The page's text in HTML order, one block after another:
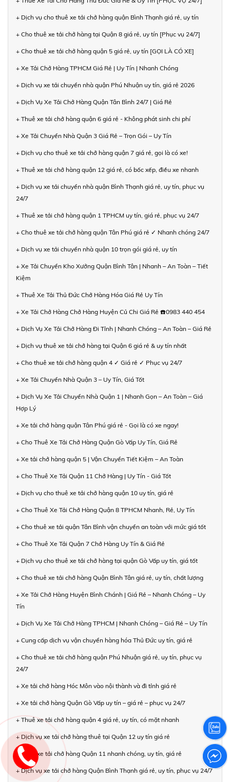
+ Dịch vụ cho thuê xe tải chở hàng quận Bình Thạnh giá rẻ, uy tín
+ Cho thuê xe tải chở hàng tại Quận 8 giá rẻ, uy tín [Phục vụ 24/7]
+ Cho thuê xe tải chở hàng quận 5 giá rẻ, uy tín [GỌI LÀ CÓ XE]
+ Xe Tải Chở Hàng TPHCM Giá Rẻ | Uy Tín | Nhanh Chóng
+ Dịch vụ xe tải chuyển nhà quận Phú Nhuận uy tín, giá rẻ 2026
+ Dịch Vụ Xe Tải Chở Hàng Quận Tân Bình 24/7 | Giá Rẻ
+ Thuê xe tải chở hàng quận 6 giá rẻ - Không phát sinh chi phí
+ Xe Tải Chuyển Nhà Quận 3 Giá Rẻ – Trọn Gói – Uy Tín
+ Dịch vụ cho thuê xe tải chở hàng quận 7 giá rẻ, gọi là có xe!
+ Thuê xe tải chở hàng quận 12 giá rẻ, có bốc xếp, điều xe nhanh
+ Dịch vụ xe tải chuyển nhà quận Bình Thạnh giá rẻ, uy tín, phục vụ
24/7
+ Thuê xe tải chở hàng quận 1 TPHCM uy tín, giá rẻ, phục vụ 24/7
+ Cho thuê xe tải chở hàng quận Tân Phú giá rẻ ✓ Nhanh chóng 24/7
+ Dịch vụ xe tải chuyển nhà quận 10 trọn gói giá rẻ, uy tín
+ Xe Tải Chuyển Kho Xưởng Quận Bình Tân | Nhanh – An Toàn – Tiết
Kiệm
+ Thuê Xe Tải Thủ Đức Chở Hàng Hóa Giá Rẻ Uy Tín
+ Xe Tải Chở Hàng Chở Hàng Huyện Củ Chi Giá Rẻ ☎️0983 440 454
+ Dịch Vụ Xe Tải Chở Hàng Đi Tỉnh | Nhanh Chóng – An Toàn – Giá Rẻ
+ Dịch vụ thuê xe tải chở hàng tại Quận 6 giá rẻ & uy tín nhất
+ Cho thuê xe tải chở hàng quận 4 ✓ Giá rẻ ✓ Phục vụ 24/7
+ Xe Tải Chuyển Nhà Quận 3 – Uy Tín, Giá Tốt
+ Dịch Vụ Xe Tải Chuyển Nhà Quận 1 | Nhanh Gọn – An Toàn – Giá
Hợp Lý
+ Xe tải chở hàng quận Tân Phú giá rẻ - Gọi là có xe ngay!
+ Cho Thuê Xe Tải Chở Hàng Quận Gò Vấp Uy Tín, Giá Rẻ
+ Xe tải chở hàng quận 5 | Vận Chuyển Tiết Kiệm – An Toàn
+ Cho Thuê Xe Tải Quận 11 Chở Hàng | Uy Tín - Giá Tốt
+ Dịch vụ cho thuê xe tải chở hàng quận 10 uy tín, giá rẻ
+ Cho Thuê Xe Tải Chở Hàng Quận 8 TPHCM Nhanh, Rẻ, Uy Tín
+ Cho thuê xe tải quận Tân Bình vận chuyển an toàn với mức giá tốt
+ Cho Thuê Xe Tải Quận 7 Chở Hàng Uy Tín & Giá Rẻ
+ Dịch vụ cho thuê xe tải chở hàng tại quận Gò Vấp uy tín, giá tốt
+ Cho thuê xe tải chở hàng Quận Bình Tân giá rẻ, uy tín, chất lượng
+ Xe Tải Chở Hàng Huyện Bình Chánh | Giá Rẻ – Nhanh Chóng – Uy
Tín
+ Dịch Vụ Xe Tải Chở Hàng TPHCM | Nhanh Chóng – Giá Rẻ – Uy Tín
+ Cung cấp dịch vụ vận chuyển hàng hóa Thủ Đức uy tín, giá rẻ
+ Cho thuê xe tải chở hàng quận Phú Nhuận giá rẻ, uy tín, phục vụ
24/7
+ Xe tải chở hàng Hóc Môn vào nội thành và đi tỉnh giá rẻ
+ Xe tải chở hàng Quận Gò Vấp uy tín – giá rẻ – phục vụ 24/7
+ Thuê xe tải chở hàng quận 4 giá rẻ, uy tín, có mặt nhanh
+ Dịch vụ xe tải chở hàng thuê tại Quận 12 uy tín giá rẻ
+ Thuê xe tải chở hàng Quận 11 nhanh chóng, uy tín, giá rẻ
+ Dịch vụ xe tải chở hàng Quận Bình Thạnh giá rẻ, uy tín, phục vụ 24/7